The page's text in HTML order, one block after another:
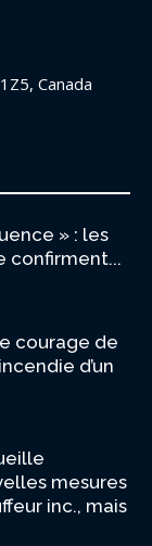
Canada
» : les
confirment...
courage de
d’un
mesures
inc., mais